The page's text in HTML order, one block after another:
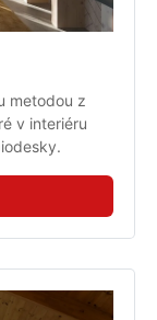
metodou z
v interiéru